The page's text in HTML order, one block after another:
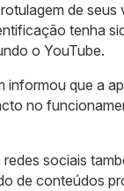
de seus
tenha
o YouTube.
informou que a
no
sociais
de conteúdos